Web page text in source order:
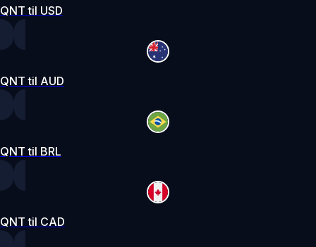
QNT til USD
QNT til AUD
QNT til BRL
QNT til CAD